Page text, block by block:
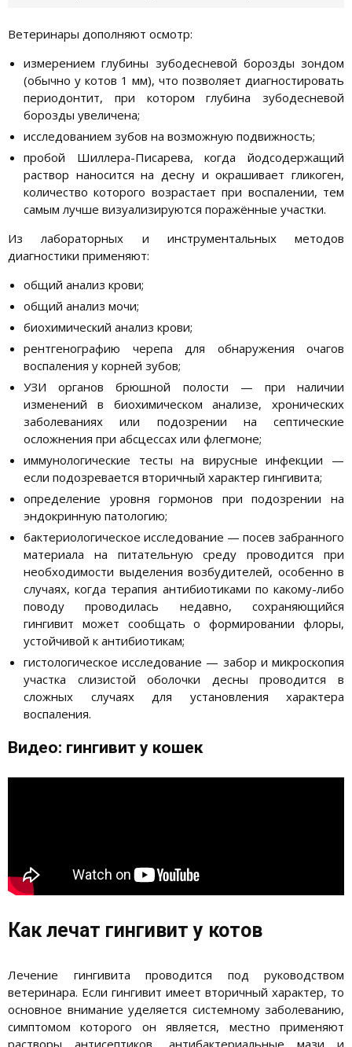
Ветеринары дополняют осмотр:
измерением глубины зубодесневой борозды зондом
(обычно у котов 1 мм), что позволяет диагностировать
периодонтит, при котором глубина зубодесневой
борозды увеличена;
исследованием зубов на возможную подвижность;
пробой Шиллера-Писарева, когда йодсодержащий
раствор наносится на десну и окрашивает гликоген,
количество которого возрастает при воспалении, тем
самым лучше визуализируются поражённые участки.
Из лабораторных и инструментальных методов
диагностики применяют:
общий анализ крови;
общий анализ мочи;
биохимический анализ крови;
рентгенографию черепа для обнаружения очагов
воспаления у корней зубов;
УЗИ органов брюшной полости — при наличии
изменений в биохимическом анализе, хронических
заболеваниях или подозрении на септические
осложнения при абсцессах или флегмоне;
иммунологические тесты на вирусные инфекции —
если подозревается вторичный характер гингивита;
определение уровня гормонов при подозрении на
эндокринную патологию;
бактериологическое исследование — посев забранного
материала на питательную среду проводится при
необходимости выделения возбудителей, особенно в
случаях, когда терапия антибиотиками по какому-либо
поводу проводилась недавно, сохраняющийся
гингивит может сообщать о формировании флоры,
устойчивой к антибиотикам;
гистологическое исследование — забор и микроскопия
участка слизистой оболочки десны проводится в
сложных случаях для установления характера
воспаления.
Видео: гингивит у кошек
Как лечат гингивит у котов
Лечение гингивита проводится под руководством
ветеринара. Если гингивит имеет вторичный характер, то
основное внимание уделяется системному заболеванию,
симптомом которого он является, местно применяют